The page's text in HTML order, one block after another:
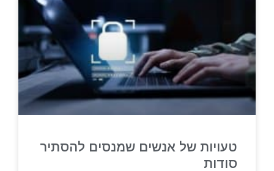
טעויות של אנשים שמנסים להסתיר
סודות